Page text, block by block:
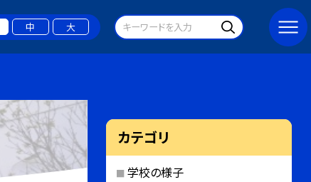
中 大
カテゴリ
学校の様子